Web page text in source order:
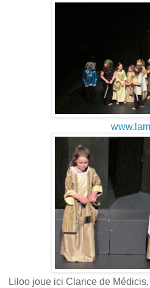
Liloo joue ici Clarice de